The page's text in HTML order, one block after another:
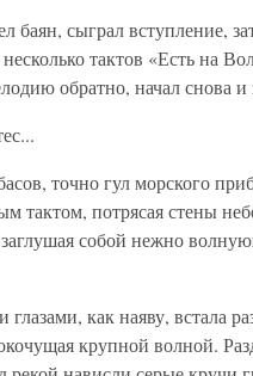
баян, сыграл вступление,
тактов «Есть на
обратно, начал снова и
точно гул морского
тактом, потрясая стены
собой нежно
как наяву, встала
крупной волной.